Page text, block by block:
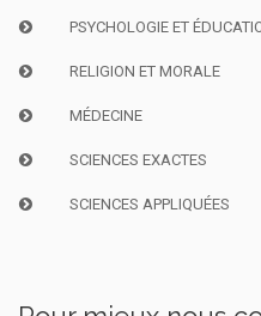
PSYCHOLOGIE ET
RELIGION ET MORALE
MÉDECINE
SCIENCES EXACTES
SCIENCES APPLIQUÉES